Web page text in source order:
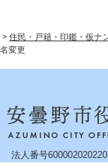
> 住民・戸籍・印鑑・仮ナ
変更
法人番号